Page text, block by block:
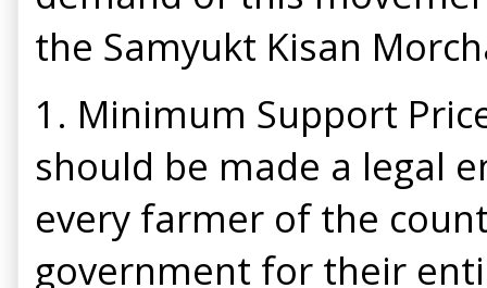
the Samyukt Kisan
1. Minimum Support
should be made a legal
every farmer of the
government for their